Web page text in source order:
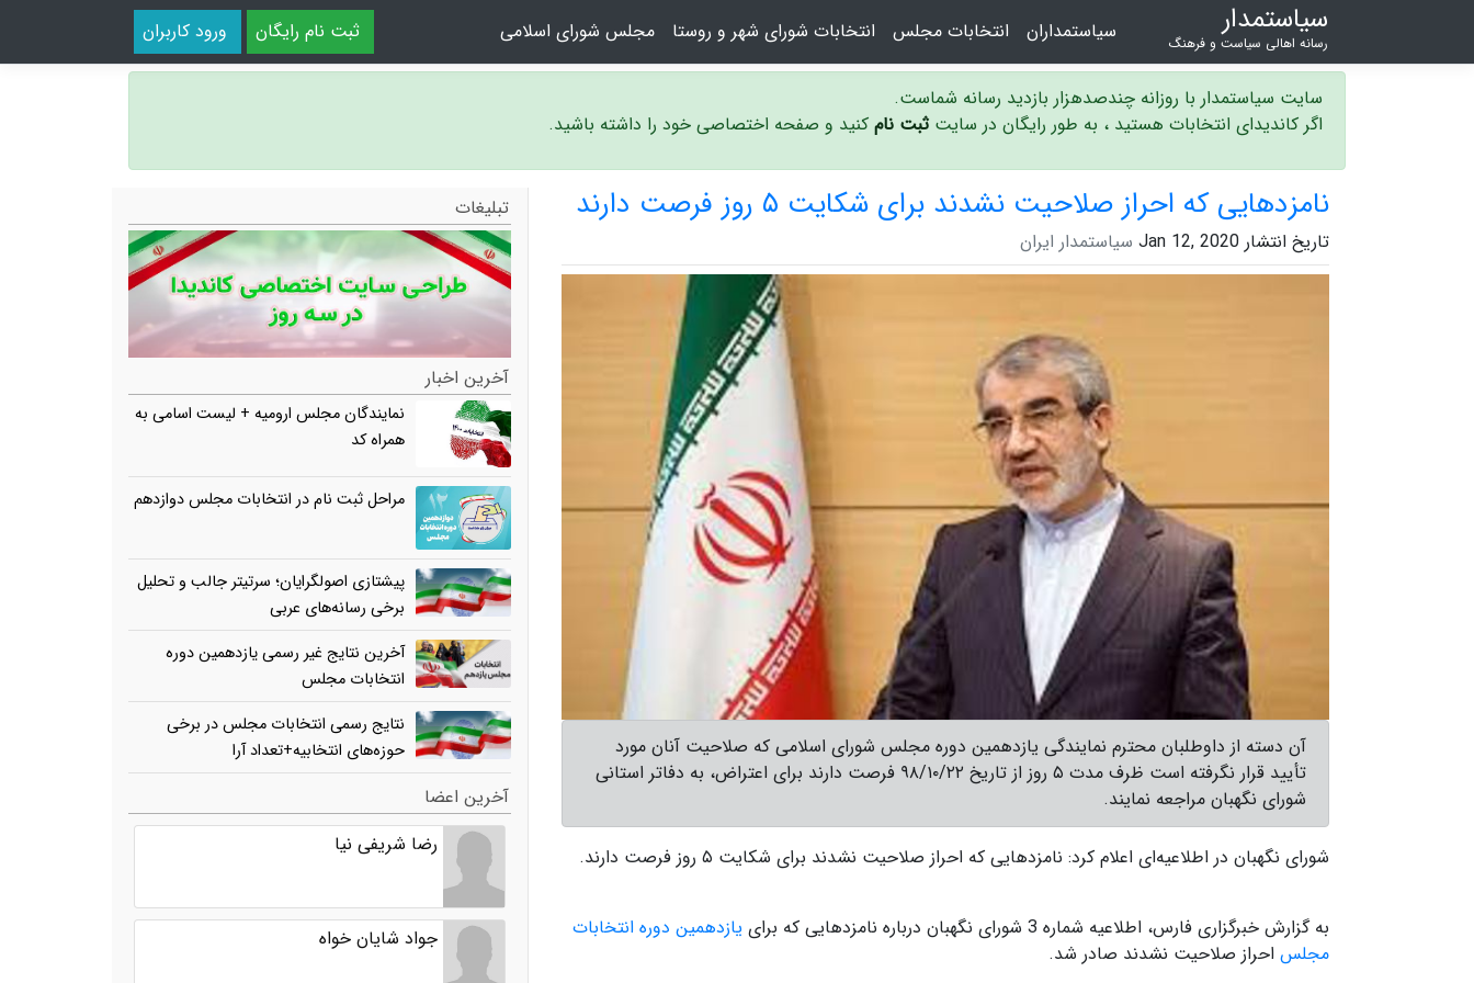
سیاستمدار
رسانه اهالی سیاست و فرهنگ ثبت نام رایگان ورود کاربران سیاستمداران انتخابات مجلس انتخابات شورای شهر و روستا مجلس شورای اسلامی
سایت سیاستمدار با روزانه چندصدهزار بازدید رسانه شماست.
اگر کاندیدای انتخابات هستید ، به طور رایگان در سایت ثبت نام کنید و صفحه اختصاصی خود را داشته باشید.
نامزدهایی که احراز صلاحیت نشدند برای شکایت ۵ روز فرصت دارند
تاریخ انتشار Jan 12, 2020 سیاستمدار ایران
آن دسته از داوطلبان محترم نمایندگی یازدهمین دوره مجلس شورای اسلامی که صلاحیت آنان مورد
تأیید قرار نگرفته است ظرف مدت ۵ روز از تاریخ ۹۸/۱۰/۲۲ فرصت دارند برای اعتراض، به دفاتر استانی
شورای نگهبان مراجعه نمایند.
شورای نگهبان در اطلاعیه‌ای اعلام کرد:‌ نامزدهایی که احراز صلاحیت نشدند برای شکایت ۵ روز فرصت دارند.
به گزارش خبرگزاری فارس، اطلاعیه شماره 3 شورای نگهبان درباره نامزدهایی که برای
یازدهمین دوره انتخابات
مجلس احراز صلاحیت نشدند صادر شد.
تبلیغات
آخرین اخبار
نمایندگان مجلس ارومیه + لیست اسامی به
همراه کد
مراحل ثبت نام در انتخابات مجلس دوازدهم
پیشتازی اصولگرایان؛ سرتیتر جالب و تحلیل
برخی رسانه‌های عربی
آخرین نتایج غیر رسمی یازدهمین دوره
انتخابات مجلس
نتایج رسمی انتخابات مجلس در برخی
حوزه‌های انتخابیه+تعداد آرا
آخرین اعضا
رضا شریفی نیا
جواد شایان خواه